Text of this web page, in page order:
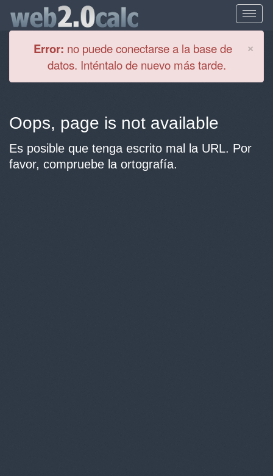
×
Error: no puede conectarse a la base de
datos. Inténtalo de nuevo más tarde.
Oops, page is not available
Es posible que tenga escrito mal la URL. Por
favor, compruebe la ortografía.